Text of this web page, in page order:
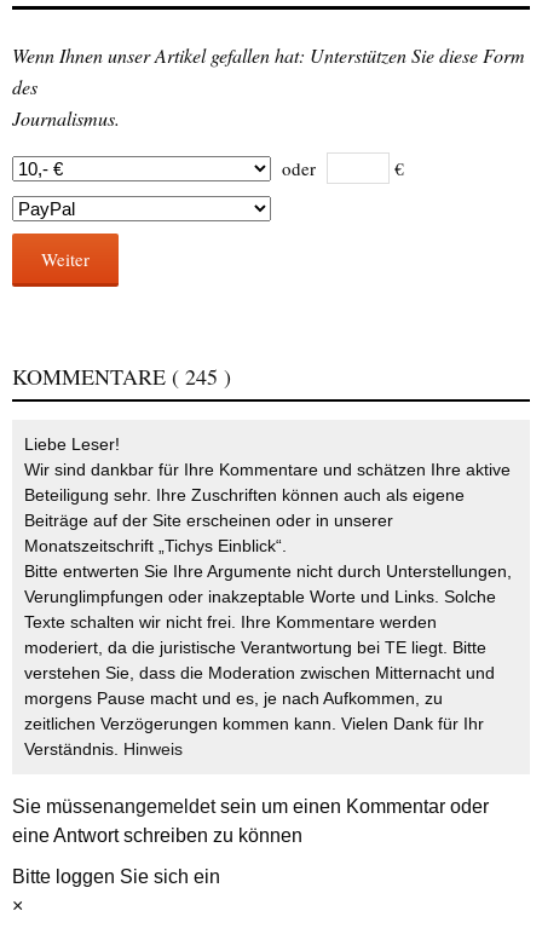
Wenn Ihnen unser Artikel gefallen hat: Unterstützen Sie diese Form
des
Journalismus.
oder €
Weiter
KOMMENTARE ( 245 )
Liebe Leser!
Wir sind dankbar für Ihre Kommentare und schätzen Ihre aktive
Beteiligung sehr. Ihre Zuschriften können auch als eigene
Beiträge auf der Site erscheinen oder in unserer
Monatszeitschrift „Tichys Einblick“.
Bitte entwerten Sie Ihre Argumente nicht durch Unterstellungen,
Verunglimpfungen oder inakzeptable Worte und Links. Solche
Texte schalten wir nicht frei. Ihre Kommentare werden
moderiert, da die juristische Verantwortung bei TE liegt. Bitte
verstehen Sie, dass die Moderation zwischen Mitternacht und
morgens Pause macht und es, je nach Aufkommen, zu
zeitlichen Verzögerungen kommen kann. Vielen Dank für Ihr
Verständnis. Hinweis
Sie müssenangemeldetsein um einen Kommentar oder
eine Antwort schreiben zu können
Bitte loggen Sie sich ein
×